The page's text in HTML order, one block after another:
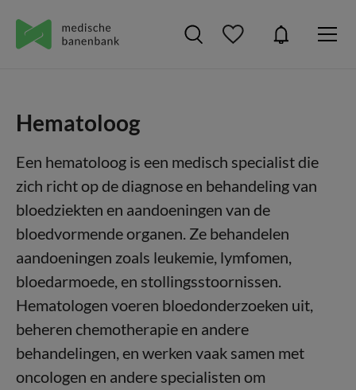
Hematoloog
Een hematoloog is een medisch specialist die
zich richt op de diagnose en behandeling van
bloedziekten en aandoeningen van de
bloedvormende organen. Ze behandelen
aandoeningen zoals leukemie, lymfomen,
bloedarmoede, en stollingsstoornissen.
Hematologen voeren bloedonderzoeken uit,
beheren chemotherapie en andere
behandelingen, en werken vaak samen met
oncologen en andere specialisten om